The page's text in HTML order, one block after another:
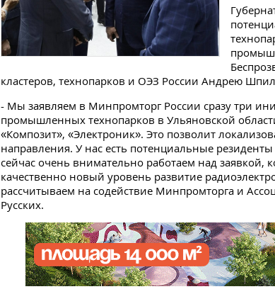
кластеров, технопарков и ОЭЗ России Андрею
- Мы заявляем в Минпромторг России сразу три
промышленных технопарков в Ульяновской
«Композит», «Электроник». Это позволит
направления. У нас есть потенциальные
сейчас очень внимательно работаем над заявкой,
качественно новый уровень развитие
рассчитываем на содействие Минпромторга и
Русских.